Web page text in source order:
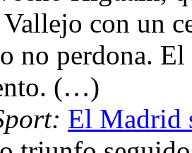
con un
no perdona.
(…)
El Madrid